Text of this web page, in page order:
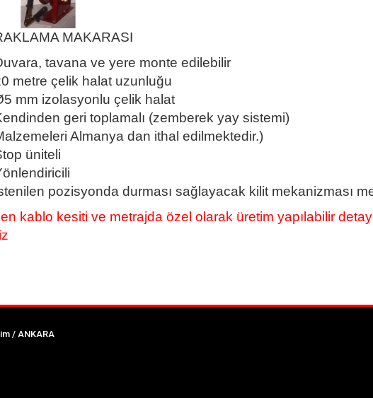
MAKARASI
tavana ve yere monte edilebilir
metre çelik halat uzunluğu
mm izolasyonlu çelik halat
geri toplamalı (zemberek yay sistemi)
Almanya dan ithal edilmektedir.)
üniteli
pozisyonda durması sağlayacak kilit mekanizması
kablo kesiti ve metrajda özel olarak üretim yapılabilir
/ ANKARA